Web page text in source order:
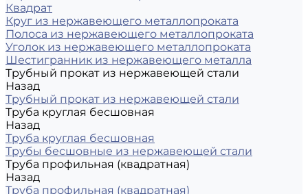
Квадрат
Круг из нержавеющего металлопроката
Полоса из нержавеющего металлопроката
Уголок из нержавеющего металлопроката
Шестигранник из нержавеющего металла
Трубный прокат из нержавеющей стали
Назад
Трубный прокат из нержавеющей стали
Труба круглая бесшовная
Назад
Труба круглая бесшовная
Трубы бесшовные из нержавеющей стали
Труба профильная (квадратная)
Назад
Труба профильная (квадратная)